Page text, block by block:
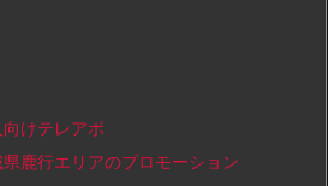
向けテレアポ
県鹿行エリアのプロモーション